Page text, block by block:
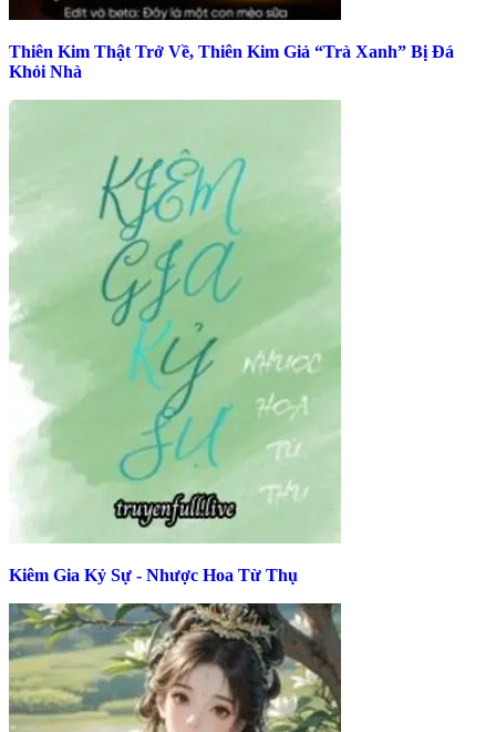
Thiên Kim Thật Trở Về, Thiên Kim Giả “Trà Xanh” Bị Đá
Khỏi Nhà
Kiêm Gia Kỷ Sự - Nhược Hoa Từ Thụ